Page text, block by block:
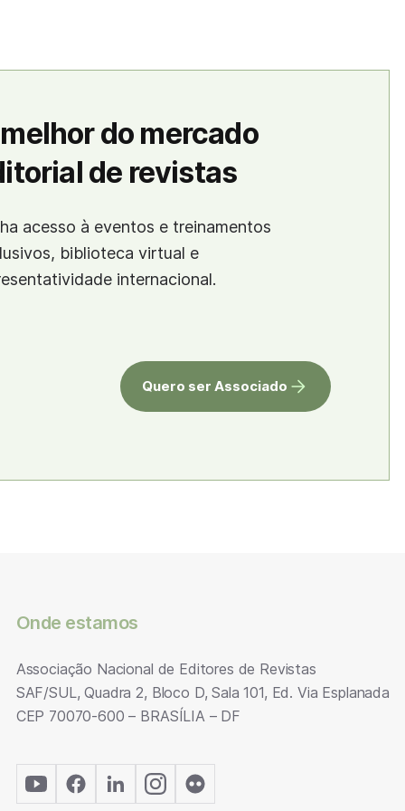
do mercado
de revistas
acesso à eventos e treinamentos
biblioteca virtual e
internacional.
Quero ser Associado
Onde estamos
Associação Nacional de Editores de Revistas
SAF/SUL, Quadra 2, Bloco D, Sala 101, Ed. Via Esplanada
CEP 70070-600 – BRASÍLIA – DF